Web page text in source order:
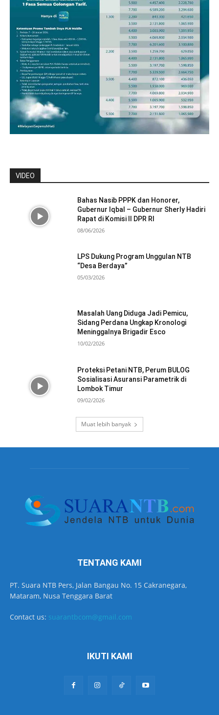
VIDEO
Bahas Nasib PPPK dan Honorer,
Gubernur Iqbal – Gubernur Sherly Hadiri
Rapat di Komisi II DPR RI
08/06/2026
LPS Dukung Program Unggulan NTB
“Desa Berdaya”
05/03/2026
Masalah Uang Diduga Jadi Pemicu,
Sidang Perdana Ungkap Kronologi
Meninggalnya Brigadir Esco
10/02/2026
Proteksi Petani NTB, Perum BULOG
Sosialisasi Asuransi Parametrik di
Lombok Timur
09/02/2026
Muat lebih banyak
TENTANG KAMI
PT. Suara NTB Pers, Jalan Bangau No. 15 Cakranegara,
Mataram, Nusa Tenggara Barat
Contact us: suarantbcom@gmail.com
IKUTI KAMI